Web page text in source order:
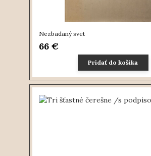
Nezbadaný svet
66 €
Pridať do košíka